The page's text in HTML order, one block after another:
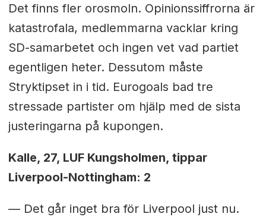
Det finns fler orosmoln. Opinionssiffrorna är
katastrofala, medlemmarna vacklar kring
SD-samarbetet och ingen vet vad partiet
egentligen heter. Dessutom måste
Stryktipset in i tid. Eurogoals bad tre
stressade partister om hjälp med de sista
justeringarna på kupongen.
Kalle, 27, LUF Kungsholmen, tippar
Liverpool-Nottingham: 2
— Det går inget bra för Liverpool just nu.